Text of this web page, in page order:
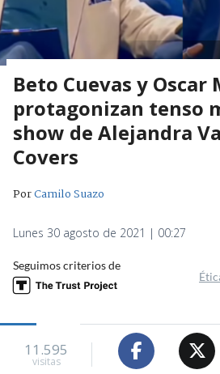
Beto Cuevas y
protagonizan tenso
show de Alejandra
Covers
PorCamilo Suazo
Lunes 30 agosto de 2021 | 00:27
Seguimos criterios de
11.595
visitas